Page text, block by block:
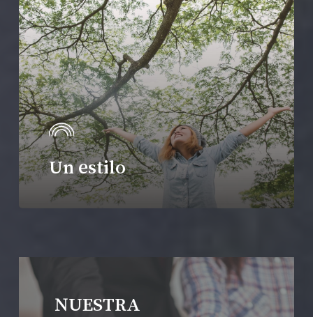
Un estilo
NUESTRA